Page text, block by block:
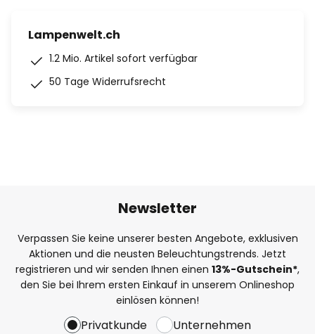
Lampenwelt.ch
1.2 Mio. Artikel sofort verfügbar
50 Tage Widerrufsrecht
Newsletter
Verpassen Sie keine unserer besten Angebote, exklusiven
Aktionen und die neusten Beleuchtungstrends. Jetzt
registrieren und wir senden Ihnen einen 13%-Gutschein*,
den Sie bei Ihrem ersten Einkauf in unserem Onlineshop
einlösen können!
Privatkunde Unternehmen